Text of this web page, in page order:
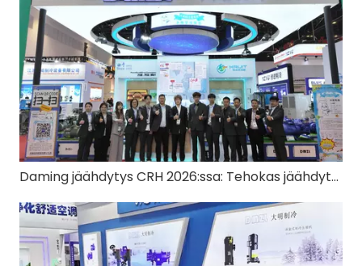
Daming jäähdytys CRH 2026:ssa: Tehokas jäähdytys, hiilidioksidivalmis